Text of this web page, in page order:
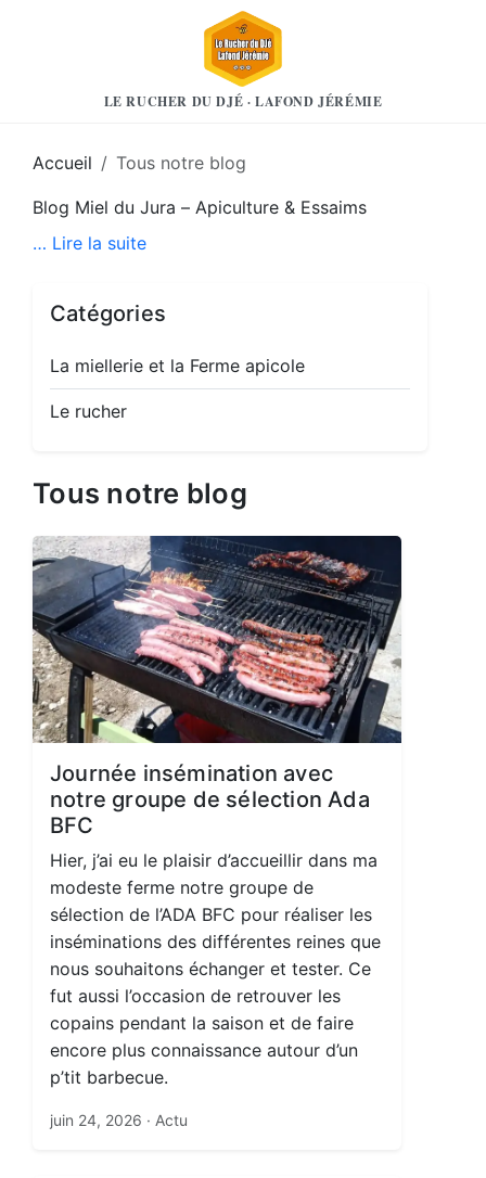
LE RUCHER DU DJÉ · LAFOND JÉRÉMIE
Accueil Tous notre blog
Blog Miel du Jura – Apiculture & Essaims
… Lire la suite
Catégories
La miellerie et la Ferme apicole
Le rucher
Tous notre blog
Journée insémination avec
notre groupe de sélection Ada
BFC
Hier, j’ai eu le plaisir d’accueillir dans ma
modeste ferme notre groupe de
sélection de l’ADA BFC pour réaliser les
inséminations des différentes reines que
nous souhaitons échanger et tester. Ce
fut aussi l’occasion de retrouver les
copains pendant la saison et de faire
encore plus connaissance autour d’un
p’tit barbecue.
juin 24, 2026 · Actu